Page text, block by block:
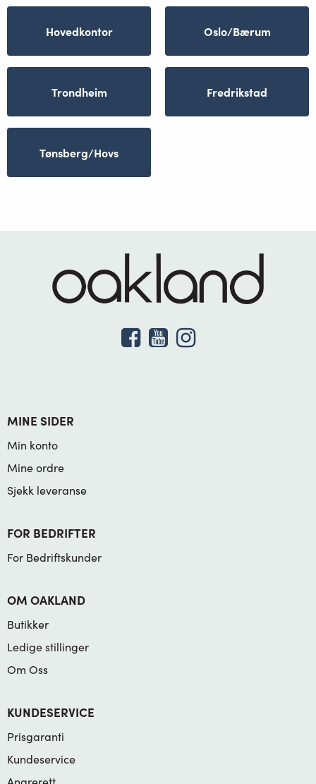
Hovedkontor Oslo/Bærum
Trondheim Fredrikstad
Tønsberg/Hovs
MINE SIDER
Min konto
Mine ordre
Sjekk leveranse
FOR BEDRIFTER
For Bedriftskunder
OM OAKLAND
Butikker
Ledige stillinger
Om Oss
KUNDESERVICE
Prisgaranti
Kundeservice